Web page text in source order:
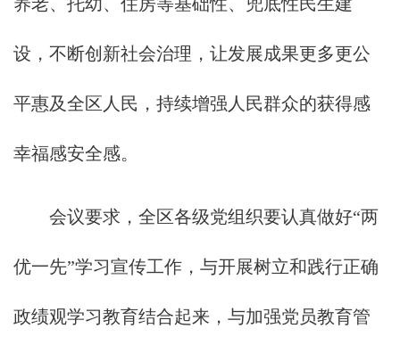
设，不断创新社会治理，让发展成果更多更公
平惠及全区人民，持续增强人民群众的获得感
幸福感安全感。
会议要求，全区各级党组织要认真做好“两
优一先”学习宣传工作，与开展树立和践行正确
政绩观学习教育结合起来，与加强党员教育管